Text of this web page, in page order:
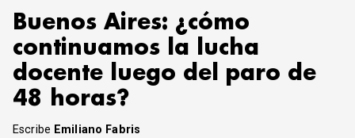
Buenos Aires: ¿cómo
continuamos la lucha
docente luego del paro de
48 horas?
Escribe Emiliano Fabris